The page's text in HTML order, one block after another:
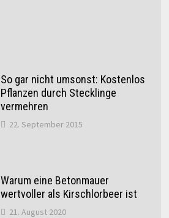
So gar nicht umsonst: Kostenlos
Pflanzen durch Stecklinge
vermehren
22. September 2015
Warum eine Betonmauer
wertvoller als Kirschlorbeer ist
21. August 2020